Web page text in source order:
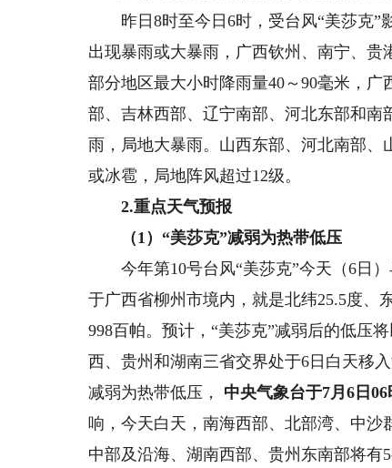
昨日8时至今日6时，受台风“美莎克”
出现暴雨或大暴雨，广西钦州、南宁、贵
部分地区最大小时降雨量40～90毫米，
部、吉林西部、辽宁南部、河北东部和
雨，局地大暴雨。山西东部、河北南部
或冰雹，局地阵风超过12级。
2.重点天气预报
（1）“美莎克”减弱为热带低压
今年第10号台风“美莎克”今天（6日）
于广西省柳州市境内，就是北纬25.5度、
998百帕。预计，“美莎克”减弱后的低压
西、贵州和湖南三省交界处于6日白天移
减弱为热带低压，
中央气象台于7月6日
响，今天白天，南海西部、北部湾、中
中部及沿海、湖南西部、贵州东南部将有